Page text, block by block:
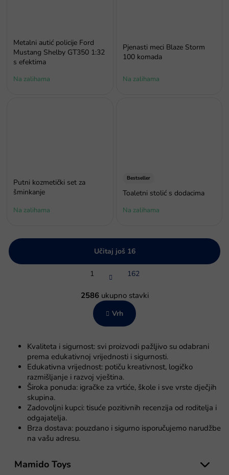
Metalni autić policije Ford
Mustang Shelby GT350 1:32
s efektima
Na zalihama
Pjenasti meci Blaze Storm
100 komada
Na zalihama
Putni kozmetički set za
šminkanje
Na zalihama
Bestseller
Toaletni stolić s dodacima
Na zalihama
o
t
r
l
e
l
i
s
n
a
Učitaj još 16
P
i
n
a
i
a
1 162
2586ukupno stavki
Vrh
Kvaliteta i sigurnost: svi proizvodi pažljivo su odabrani
prema edukativnoj vrijednosti i sigurnosti.
Edukativna vrijednost: potiču kreativnost, logičko
razmišljanje i razvoj vještina.
Široka ponuda: igračke za vrtiće, škole i sve vrste dječjih
skupina.
Zadovoljni kupci: tisuće pozitivnih recenzija od roditelja i
odgajatelja.
Brza dostava: pouzdano i sigurno isporučujemo narudžbe
na vašu adresu.
Mamido Toys